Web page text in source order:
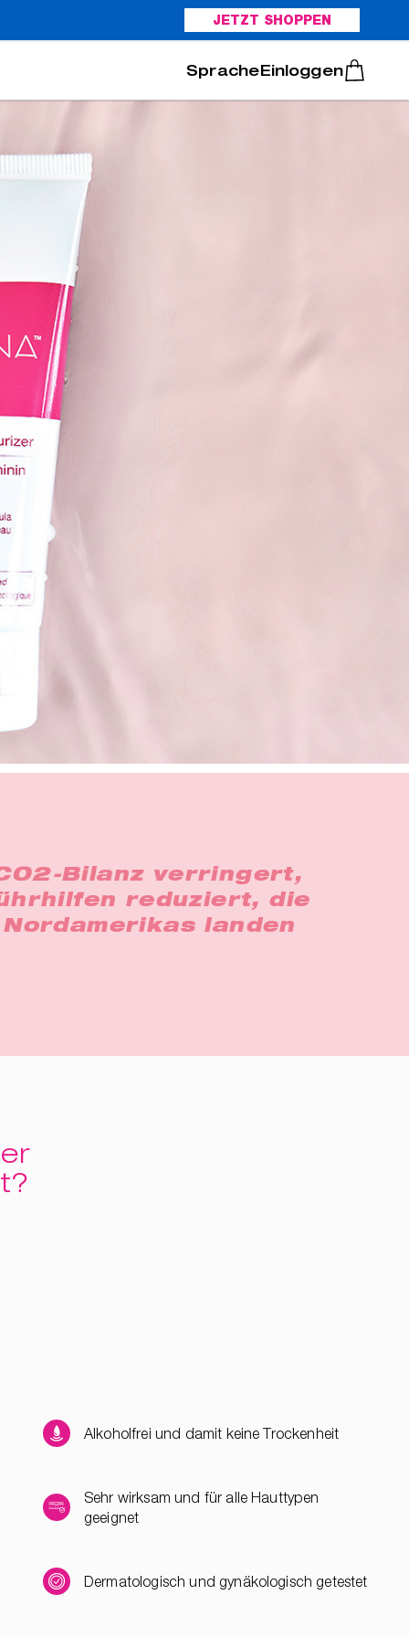
JETZT SHOPPEN
Português
Einloggen
Bilanz verringert,
reduziert, die
landen
Alkoholfrei und damit keine Trockenheit
Sehr wirksam und für alle Hauttypen
geeignet
Dermatologisch und gynäkologisch getestet